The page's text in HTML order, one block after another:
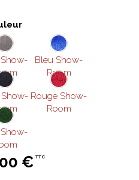
Bleu Show-
Room
Rouge Show-
Room
€ TTC